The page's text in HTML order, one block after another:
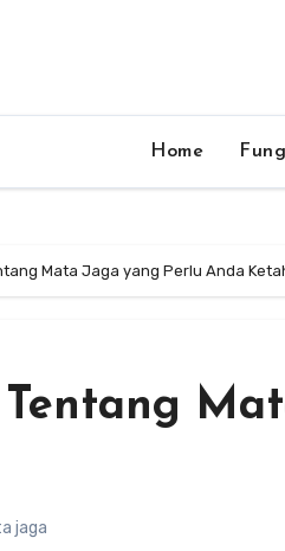
Home
Mata Jaga yang Perlu Anda
jaga